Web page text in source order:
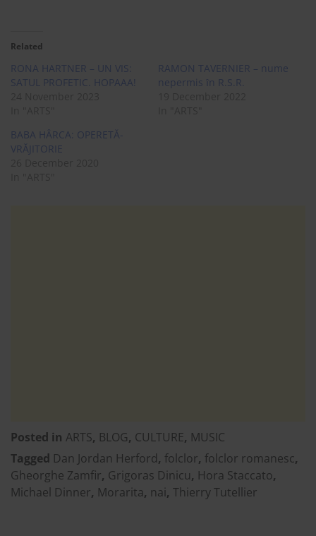
Related
RONA HARTNER – UN VIS:
SATUL PROFETIC. HOPAAA!
RAMON TAVERNIER – nume
nepermis ȋn R.S.R.
BABA HÂRCA: OPERETĂ-
VRĂJITORIE
Posted in ARTS, BLOG, CULTURE, MUSIC
Tagged Dan Jordan Herford, folclor, folclor romanesc,
Gheorghe Zamfir, Grigoras Dinicu, Hora Staccato,
Michael Dinner, Morarita, nai , Thierry Tutellier